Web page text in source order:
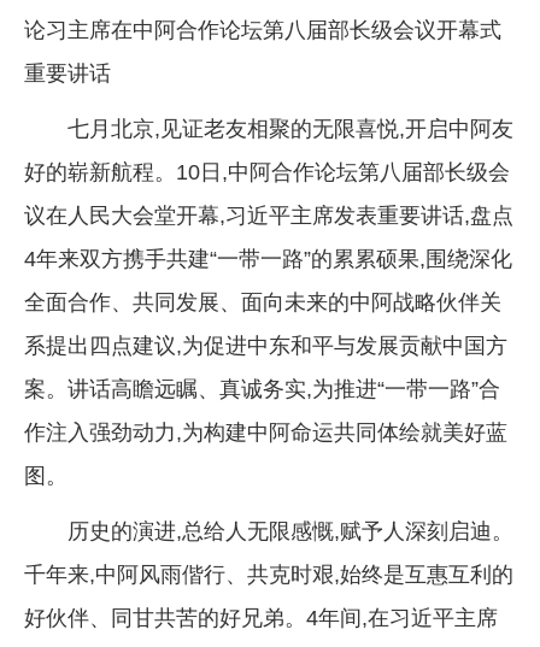
党建工作
企业文化
《资源再生》杂志
行情报价
数字报
论习主席在中阿合作论坛第八届部长级会议开幕式
重要讲话
七月北京,见证老友相聚的无限喜悦,开启中阿友
好的崭新航程。10日,中阿合作论坛第八届部长级会
议在人民大会堂开幕,习近平主席发表重要讲话,盘点
4年来双方携手共建“一带一路”的累累硕果,围绕深化
全面合作、共同发展、面向未来的中阿战略伙伴关
系提出四点建议,为促进中东和平与发展贡献中国方
案。讲话高瞻远瞩、真诚务实,为推进“一带一路”合
作注入强劲动力,为构建中阿命运共同体绘就美好蓝
图。
历史的演进,总给人无限感慨,赋予人深刻启迪。
千年来,中阿风雨偕行、共克时艰,始终是互惠互利的
好伙伴、同甘共苦的好兄弟。4年间,在习近平主席